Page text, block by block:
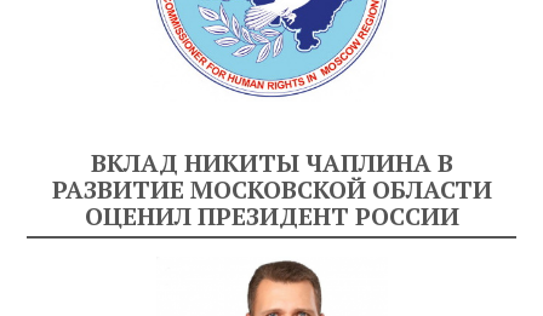
ВКЛАД НИКИТЫ ЧАПЛИНА В
РАЗВИТИЕ МОСКОВСКОЙ ОБЛАСТИ
ОЦЕНИЛ ПРЕЗИДЕНТ РОССИИ